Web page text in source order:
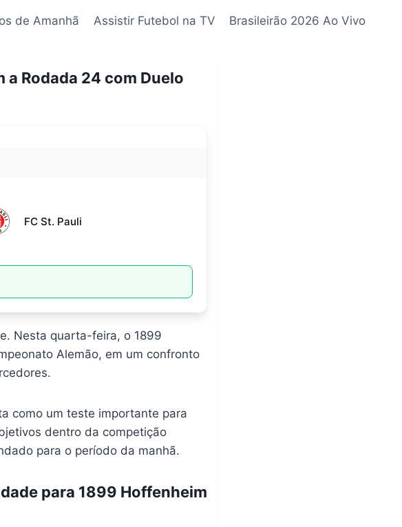
de Amanhã Assistir Futebol na TV Brasileirão 2026 Ao Vivo
Rodada 24 com Duelo
FC St. Pauli
Nesta quarta-feira, o 1899
Alemão, em um confronto
como um teste importante para
dentro da competição
para o período da manhã.
para 1899 Hoffenheim